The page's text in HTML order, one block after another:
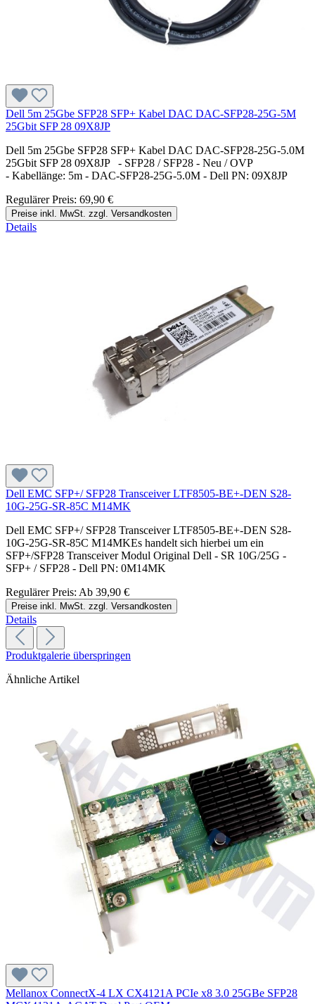
Dell 5m 25Gbe SFP28 SFP+ Kabel DAC DAC-SFP28-25G-5M
25Gbit SFP 28 09X8JP
Dell 5m 25Gbe SFP28 SFP+ Kabel DAC DAC-SFP28-25G-5.0M
25Gbit SFP 28 09X8JP - SFP28 / SFP28 - Neu / OVP
- Kabellänge: 5m - DAC-SFP28-25G-5.0M - Dell PN: 09X8JP
Regulärer Preis: 69,90 €
Preise inkl. MwSt. zzgl. Versandkosten
Details
Dell EMC SFP+/ SFP28 Transceiver LTF8505-BE+-DEN S28-
10G-25G-SR-85C M14MK
Dell EMC SFP+/ SFP28 Transceiver LTF8505-BE+-DEN S28-
10G-25G-SR-85C M14MKEs handelt sich hierbei um ein
SFP+/SFP28 Transceiver Modul Original Dell - SR 10G/25G -
SFP+ / SFP28 - Dell PN: 0M14MK
Regulärer Preis: Ab 39,90 €
Preise inkl. MwSt. zzgl. Versandkosten
Details
Produktgalerie überspringen
Ähnliche Artikel
Mellanox ConnectX-4 LX CX4121A PCIe x8 3.0 25GBe SFP28